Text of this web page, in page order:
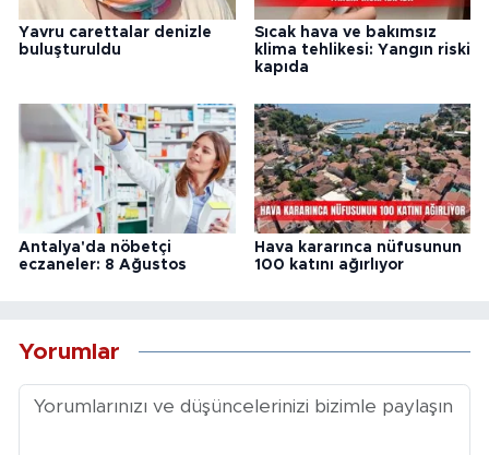
Yavru carettalar denizle
buluşturuldu
Sıcak hava ve bakımsız
klima tehlikesi: Yangın riski
kapıda
Antalya'da nöbetçi
eczaneler: 8 Ağustos
Hava kararınca nüfusunun
100 katını ağırlıyor
Yorumlar